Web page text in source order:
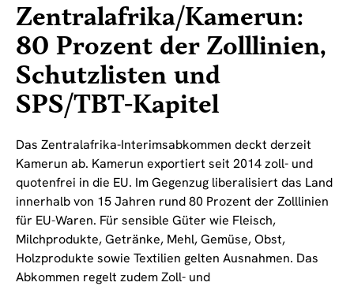
Zentralafrika/Kamerun:
80 Prozent der Zolllinien,
Schutzlisten und
SPS/TBT-Kapitel
Das Zentralafrika-Interimsabkommen deckt derzeit
Kamerun ab. Kamerun exportiert seit 2014 zoll- und
quotenfrei in die EU. Im Gegenzug liberalisiert das Land
innerhalb von 15 Jahren rund 80 Prozent der Zolllinien
für EU-Waren. Für sensible Güter wie Fleisch,
Milchprodukte, Getränke, Mehl, Gemüse, Obst,
Holzprodukte sowie Textilien gelten Ausnahmen. Das
Abkommen regelt zudem Zoll- und